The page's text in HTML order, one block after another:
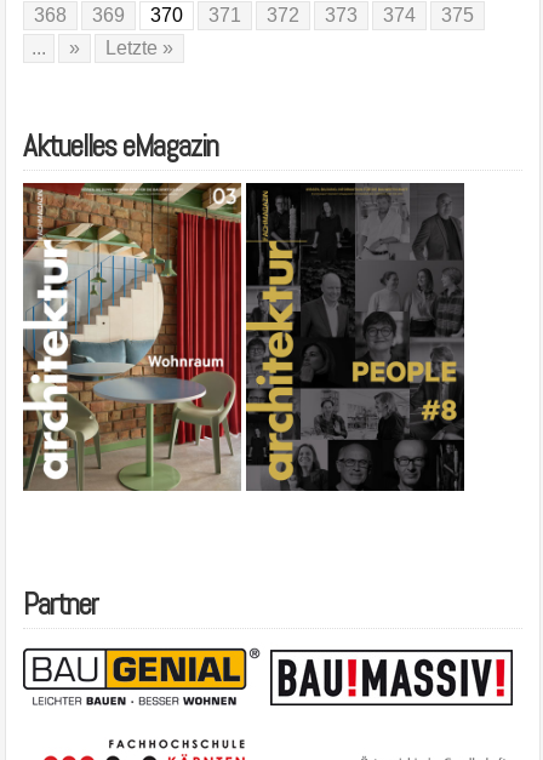
368
369 370 371 372 373 374
375
...
» Letzte »
Aktuelles eMagazin
Partner